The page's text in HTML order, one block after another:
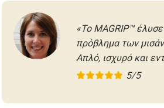
«Το MAGRIP™
πρόβλημα των
Απλό, ισχυρό και
5/5